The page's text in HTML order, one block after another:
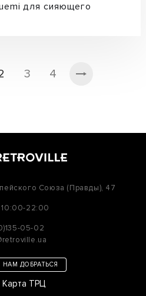
для сияющего
3 4
Союза (Правды), 47
10:00-22:00
05-02
НАМ ДОБРАТЬСЯ
Карта ТРЦ